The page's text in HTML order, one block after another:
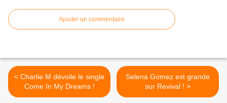
Ajouter un commentaire
< Charlie M dévoile le single
Come In My Dreams !
Selena Gomez est grande
sur Revival ! >